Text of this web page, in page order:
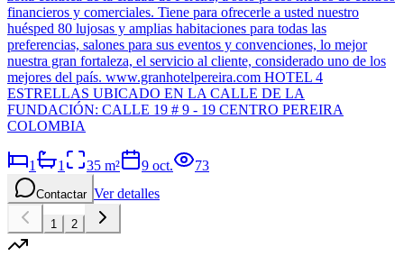
financieros y comerciales. Tiene para ofrecerle a usted nuestro
huésped 80 lujosas y amplias habitaciones para todas las
preferencias, salones para sus eventos y convenciones, lo mejor
nuestra gran fortaleza, el servicio al cliente, considerado uno de los
mejores del país. www.granhotelpereira.com HOTEL 4
ESTRELLAS UBICADO EN LA CALLE DE LA
FUNDACIÓN: CALLE 19 # 9 - 19 CENTRO PEREIRA
COLOMBIA
1 1 35 m² 9 oct. 73
Contactar Ver detalles
1 2